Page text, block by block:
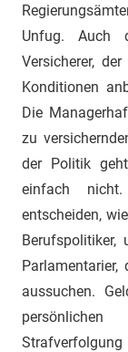
Unfug. Auch
Versicherer,
Konditionen
Die
zu
der Politik
einfach
entscheiden,
aussuchen.
Strafverfolgung